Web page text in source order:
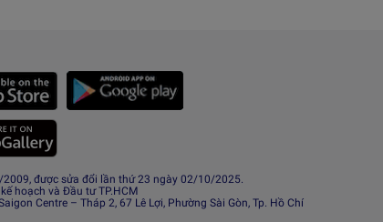
được sửa đổi lần thứ 23 ngày 02/10/2025.
hoạch và Đầu tư TP.HCM
Centre – Tháp 2, 67 Lê Lợi, Phường Sài Gòn, Tp. Hồ Chí